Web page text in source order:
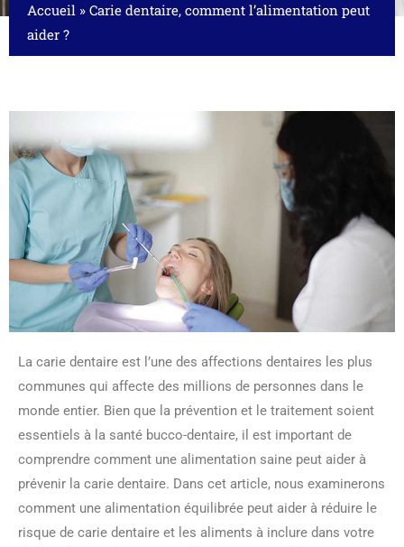
Accueil » Carie dentaire, comment l’alimentation peut
aider ?
La carie dentaire est l’une des affections dentaires les plus
communes qui affecte des millions de personnes dans le
monde entier. Bien que la prévention et le traitement soient
essentiels à la santé bucco-dentaire, il est important de
comprendre comment une alimentation saine peut aider à
prévenir la carie dentaire. Dans cet article, nous examinerons
comment une alimentation équilibrée peut aider à réduire le
risque de carie dentaire et les aliments à inclure dans votre